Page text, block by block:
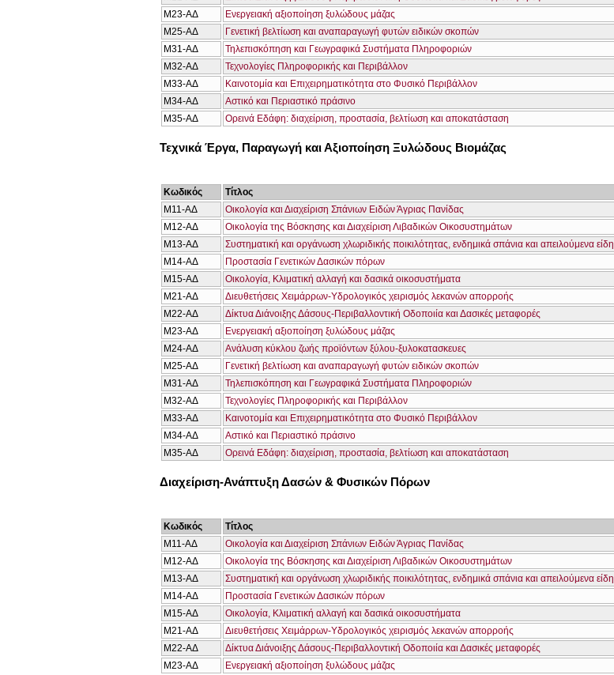
Μ23-ΑΔ
Ενεργειακή αξιοποίηση ξυλώδους μάζας
Μ25-ΑΔ
Γενετική βελτίωση και αναπαραγωγή φυτών ειδικών σκοπών
Μ31-ΑΔ
Τηλεπισκόπηση και Γεωγραφικά Συστήματα Πληροφοριών
Μ32-ΑΔ
Τεχνολογίες Πληροφορικής και Περιβάλλον
Μ33-ΑΔ
Καινοτομία και Επιχειρηματικότητα στο Φυσικό Περιβάλλον
Μ34-ΑΔ
Αστικό και Περιαστικό πράσινο
Μ35-ΑΔ
Ορεινά Εδάφη: διαχείριση, προστασία, βελτίωση και αποκατάσταση
Τεχνικά Έργα, Παραγωγή και Αξιοποίηση Ξυλώδους Βιομάζας
Κωδικός Τίτλος
Μ11-ΑΔ
Οικολογία και Διαχείριση Σπάνιων Ειδών Άγριας Πανίδας
Μ12-ΑΔ
Οικολογία της Βόσκησης και Διαχείριση Λιβαδικών Οικοσυστημάτων
Μ13-ΑΔ
Συστηματική και οργάνωση χλωριδικής ποικιλότητας, ενδημικά σπάνια και απειλούμενα είδη
Μ14-ΑΔ
Προστασία Γενετικών Δασικών πόρων
Μ15-ΑΔ
Οικολογία, Κλιματική αλλαγή και δασικά οικοσυστήματα
Μ21-ΑΔ
Διευθετήσεις Χειμάρρων-Υδρολογικός χειρισμός λεκανών απορροής
Μ22-ΑΔ
Δίκτυα Διάνοιξης Δάσους-Περιβαλλοντική Οδοποιία και Δασικές μεταφορές
Μ23-ΑΔ
Ενεργειακή αξιοποίηση ξυλώδους μάζας
Μ24-ΑΔ
Ανάλυση κύκλου ζωής προϊόντων ξύλου-ξυλοκατασκευες
Μ25-ΑΔ
Γενετική βελτίωση και αναπαραγωγή φυτών ειδικών σκοπών
Μ31-ΑΔ
Τηλεπισκόπηση και Γεωγραφικά Συστήματα Πληροφοριών
Μ32-ΑΔ
Τεχνολογίες Πληροφορικής και Περιβάλλον
Μ33-ΑΔ
Καινοτομία και Επιχειρηματικότητα στο Φυσικό Περιβάλλον
Μ34-ΑΔ
Αστικό και Περιαστικό πράσινο
Μ35-ΑΔ
Ορεινά Εδάφη: διαχείριση, προστασία, βελτίωση και αποκατάσταση
Διαχείριση-Ανάπτυξη Δασών & Φυσικών Πόρων
Κωδικός Τίτλος
Μ11-ΑΔ
Οικολογία και Διαχείριση Σπάνιων Ειδών Άγριας Πανίδας
Μ12-ΑΔ
Οικολογία της Βόσκησης και Διαχείριση Λιβαδικών Οικοσυστημάτων
Μ13-ΑΔ
Συστηματική και οργάνωση χλωριδικής ποικιλότητας, ενδημικά σπάνια και απειλούμενα είδη
Μ14-ΑΔ
Προστασία Γενετικών Δασικών πόρων
Μ15-ΑΔ
Οικολογία, Κλιματική αλλαγή και δασικά οικοσυστήματα
Μ21-ΑΔ
Διευθετήσεις Χειμάρρων-Υδρολογικός χειρισμός λεκανών απορροής
Μ22-ΑΔ
Δίκτυα Διάνοιξης Δάσους-Περιβαλλοντική Οδοποιία και Δασικές μεταφορές
Μ23-ΑΔ
Ενεργειακή αξιοποίηση ξυλώδους μάζας